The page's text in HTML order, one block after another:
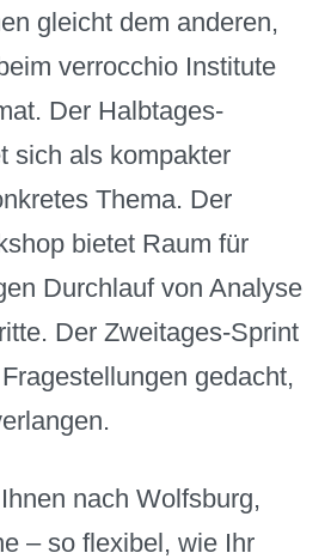
gleicht dem anderen,
verrocchio Institute
Der Halbtages-
sich als kompakter
Thema. Der
bietet Raum für
Durchlauf von Analyse
Der Zweitages-Sprint
gedacht,
nach Wolfsburg,
– so flexibel, wie Ihr